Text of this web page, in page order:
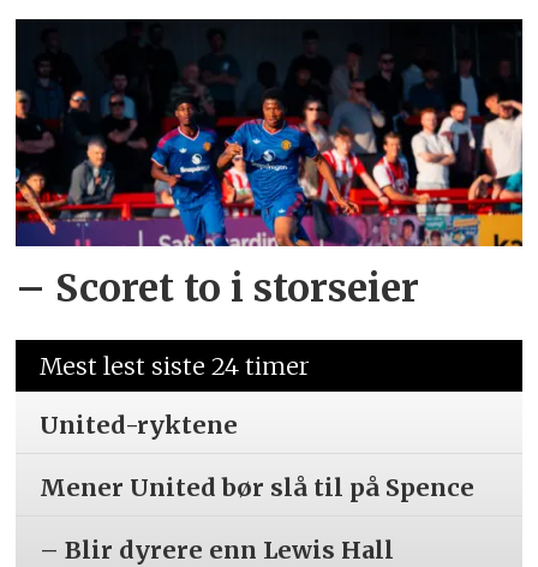
– Scoret to i storseier
Mest lest siste 24 timer
United-ryktene
Mener United bør slå til på Spence
– Blir dyrere enn Lewis Hall